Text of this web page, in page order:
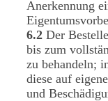
Anerkennung
6.2 Der
bis zum
zu behandeln;
diese auf
und